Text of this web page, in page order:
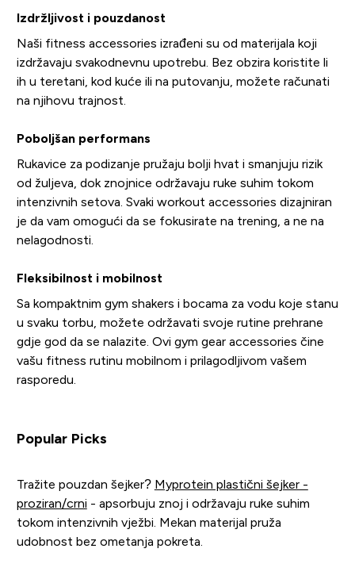
Izdržljivost i pouzdanost
Naši fitness accessories izrađeni su od materijala koji
izdržavaju svakodnevnu upotrebu. Bez obzira koristite li
ih u teretani, kod kuće ili na putovanju, možete računati
na njihovu trajnost.
Poboljšan performans
Rukavice za podizanje pružaju bolji hvat i smanjuju rizik
od žuljeva, dok znojnice održavaju ruke suhim tokom
intenzivnih setova. Svaki workout accessories dizajniran
je da vam omogući da se fokusirate na trening, a ne na
nelagodnosti.
Fleksibilnost i mobilnost
Sa kompaktnim gym shakers i bocama za vodu koje stanu
u svaku torbu, možete održavati svoje rutine prehrane
gdje god da se nalazite. Ovi gym gear accessories čine
vašu fitness rutinu mobilnom i prilagodljivom vašem
rasporedu.
Popular Picks
Tražite pouzdan šejker? Myprotein plastični šejker -
proziran/crni - apsorbuju znoj i održavaju ruke suhim
tokom intenzivnih vježbi. Mekan materijal pruža
udobnost bez ometanja pokreta.